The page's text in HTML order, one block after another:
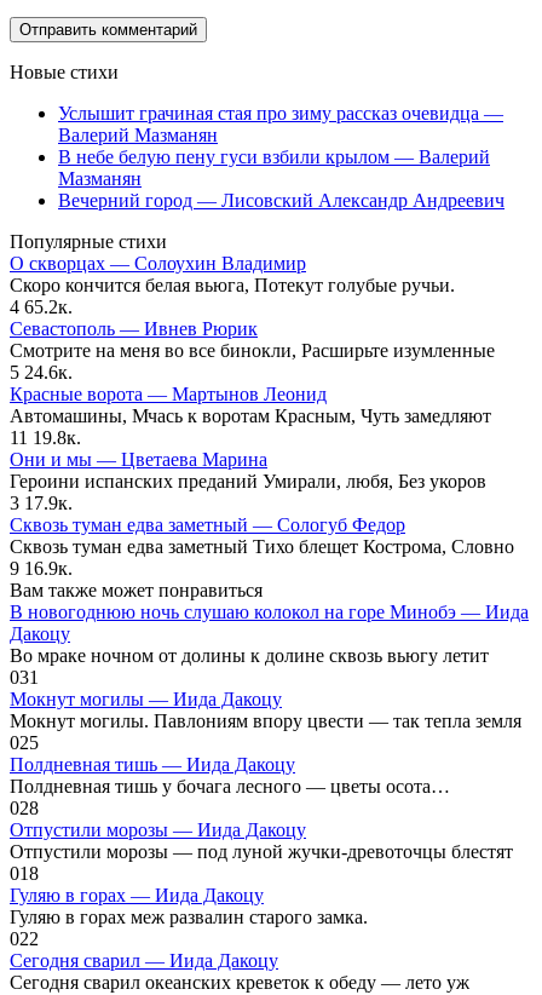
Новые стихи
Услышит грачиная стая про зиму рассказ очевидца —
Валерий Мазманян
В небе белую пену гуси взбили крылом — Валерий
Мазманян
Вечерний город — Лисовский Александр Андреевич
Популярные стихи
О скворцах — Солоухин Владимир
Скоро кончится белая вьюга, Потекут голубые ручьи.
4 65.2к.
Севастополь — Ивнев Рюрик
Смотрите на меня во все бинокли, Расширьте изумленные
5 24.6к.
Красные ворота — Мартынов Леонид
Автомашины, Мчась к воротам Красным, Чуть замедляют
11 19.8к.
Они и мы — Цветаева Марина
Героини испанских преданий Умирали, любя, Без укоров
3 17.9к.
Сквозь туман едва заметный — Сологуб Федор
Сквозь туман едва заметный Тихо блещет Кострома, Словно
9 16.9к.
Вам также может понравиться
В новогоднюю ночь слушаю колокол на горе Минобэ — Иида
Дакоцу
Во мраке ночном от долины к долине сквозь вьюгу летит
031
Мокнут могилы — Иида Дакоцу
Мокнут могилы. Павлониям впору цвести — так тепла земля
025
Полдневная тишь — Иида Дакоцу
Полдневная тишь у бочага лесного — цветы осота…
028
Отпустили морозы — Иида Дакоцу
Отпустили морозы — под луной жучки-древоточцы блестят
018
Гуляю в горах — Иида Дакоцу
Гуляю в горах меж развалин старого замка.
022
Сегодня сварил — Иида Дакоцу
Сегодня сварил океанских креветок к обеду — лето уж